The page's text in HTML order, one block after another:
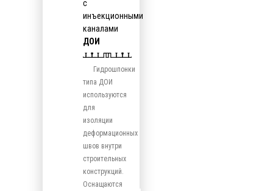
с
инъекционными
каналами
ДОИ
Гидрошпонки
типа ДОИ
используются
для
изоляции
деформационных
швов внутри
строительных
конструкций.
Оснащаются